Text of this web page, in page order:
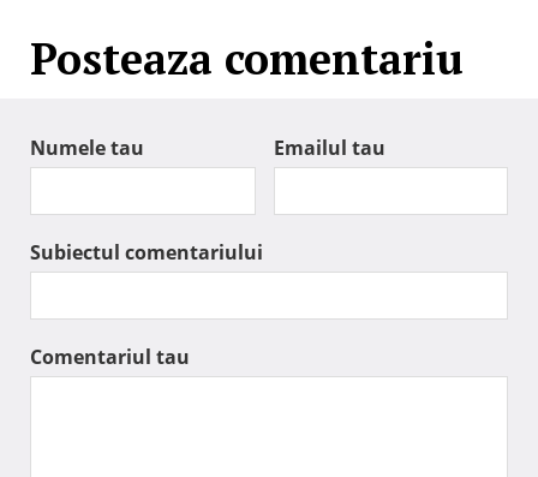
Posteaza comentariu
Numele tau Emailul tau
Subiectul comentariului
Comentariul tau